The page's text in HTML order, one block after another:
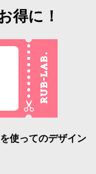
得に！
使ってのデザイン